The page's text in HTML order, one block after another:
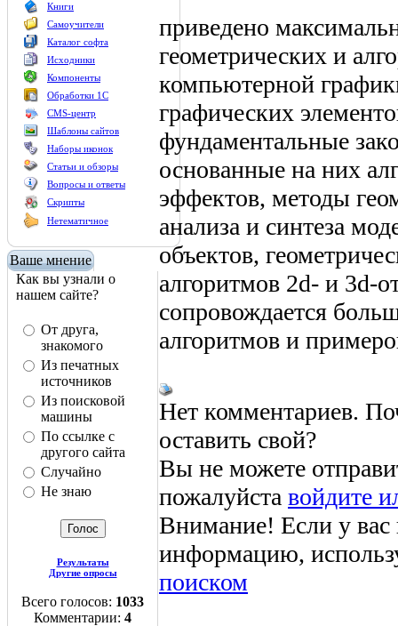
Книги
Самоучители
Каталог софта
Исходники
Компоненты
Обработки 1С
CMS-центр
Шаблоны сайтов
Наборы иконок
Статьи и обзоры
Вопросы и ответы
Скрипты
Нетематичное
Ваше мнение
Как вы узнали о
нашем сайте?
От друга,
знакомого
Из печатных
источников
Из поисковой
машины
По ссылке с
другого сайта
Случайно
Не знаю
Результаты
Другие опросы
Всего голосов: 1033
Комментарии: 4
приведено
геометрических и
компьютерной
графических
фундаментальные
основанные на них
эффектов, методы
анализа и синтеза
объектов,
алгоритмов 2d- и 3d-
сопровождается
алгоритмов и
Нет комментариев.
оставить свой?
Вы не можете
пожалуйста войдите
Внимание! Если у
информацию,
поиском